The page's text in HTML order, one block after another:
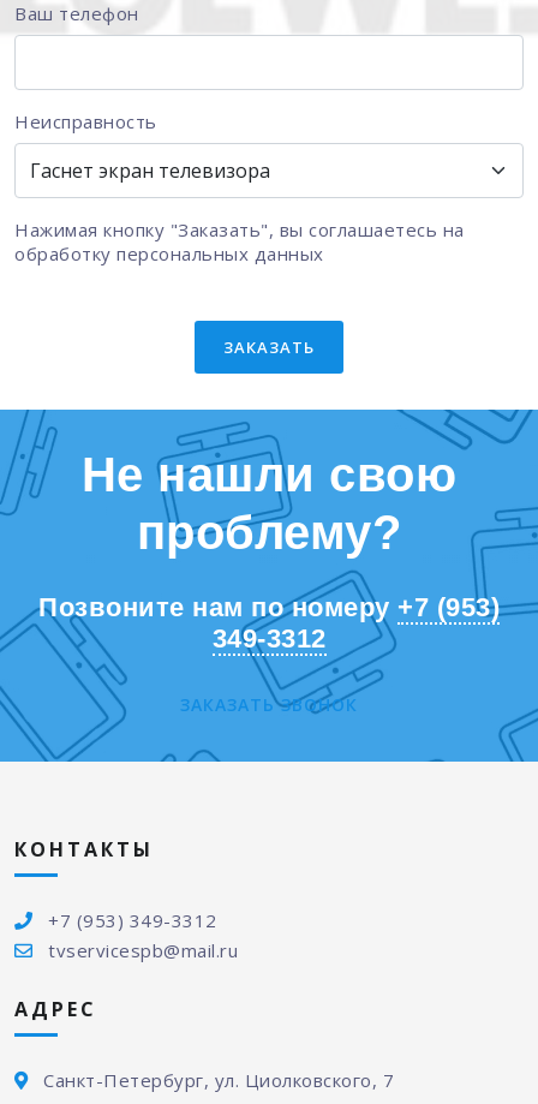
Ваш телефон
Неисправность
Нажимая кнопку "Заказать", вы соглашаетесь на
обработку персональных данных
ЗАКАЗАТЬ
Не нашли свою
проблему?
Позвоните нам по номеру +7 (953)
349-3312
ЗАКАЗАТЬ ЗВОНОК
КОНТАКТЫ
+7 (953) 349-3312
tvservicespb@mail.ru
АДРЕС
Санкт-Петербург, ул. Циолковского, 7